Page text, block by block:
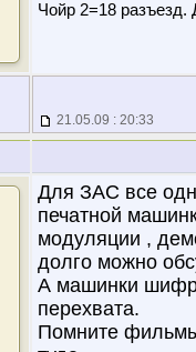
Чойр 2=18
21.05.09 : 20:33
Для ЗАС все
печатной
модуляции ,
долго можно
А машинки
перехвата.
Помните